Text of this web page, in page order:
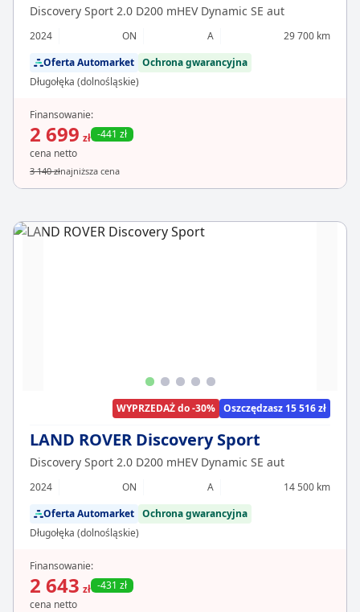
Discovery Sport 2.0 D200 mHEV Dynamic SE aut
2024 ON A
29 700 km
Oferta Automarket Ochrona gwarancyjna
Długołęka (dolnośląskie)
Finansowanie:
2 699 zł -441 zł
cena netto
3 140 złnajniższa cena
WYPRZEDAŻ do -30% Oszczędzasz 15 516 zł
LAND ROVER Discovery Sport
Discovery Sport 2.0 D200 mHEV Dynamic SE aut
2024 ON A
14 500 km
Oferta Automarket Ochrona gwarancyjna
Długołęka (dolnośląskie)
Finansowanie:
2 643 zł -431 zł
cena netto